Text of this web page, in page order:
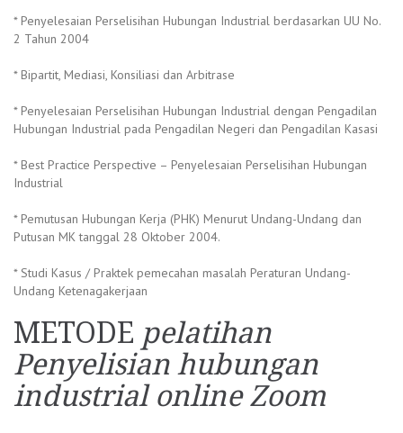
* Penyelesaian Perselisihan Hubungan Industrial berdasarkan UU No.
2 Tahun 2004
* Bipartit, Mediasi, Konsiliasi dan Arbitrase
* Penyelesaian Perselisihan Hubungan Industrial dengan Pengadilan
Hubungan Industrial pada Pengadilan Negeri dan Pengadilan Kasasi
* Best Practice Perspective – Penyelesaian Perselisihan Hubungan
Industrial
* Pemutusan Hubungan Kerja (PHK) Menurut Undang-Undang dan
Putusan MK tanggal 28 Oktober 2004.
* Studi Kasus / Praktek pemecahan masalah Peraturan Undang-
Undang Ketenagakerjaan
METODE pelatihan
Penyelisian hubungan
industrial online Zoom